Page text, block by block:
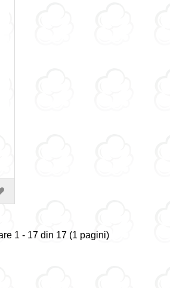
1 - 17 din 17 (1 pagini)